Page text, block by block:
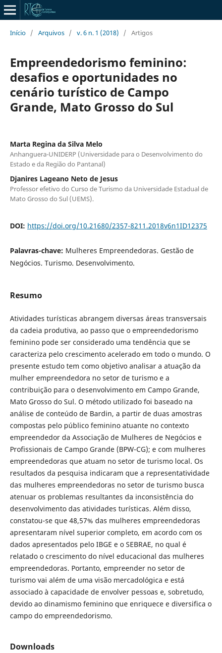
Início / Arquivos / v. 6 n. 1 (2018) / Artigos
Empreendedorismo feminino:
desafios e oportunidades no
cenário turístico de Campo
Grande, Mato Grosso do Sul
Marta Regina da Silva Melo
Anhanguera-UNIDERP (Universidade para o Desenvolvimento do
Estado e da Região do Pantanal)
Djanires Lageano Neto de Jesus
Professor efetivo do Curso de Turismo da Universidade Estadual de
Mato Grosso do Sul (UEMS).
DOI: https://doi.org/10.21680/2357-8211.2018v6n1ID12375
Palavras-chave: Mulheres Empreendedoras. Gestão de
Negócios. Turismo. Desenvolvimento.
Resumo
Atividades turísticas abrangem diversas áreas transversais
da cadeia produtiva, ao passo que o empreendedorismo
feminino pode ser considerado uma tendência que se
caracteriza pelo crescimento acelerado em todo o mundo. O
presente estudo tem como objetivo analisar a atuação da
mulher empreendedora no setor de turismo e a
contribuição para o desenvolvimento em Campo Grande,
Mato Grosso do Sul. O método utilizado foi baseado na
análise de conteúdo de Bardin, a partir de duas amostras
compostas pelo público feminino atuante no contexto
empreendedor da Associação de Mulheres de Negócios e
Profissionais de Campo Grande (BPW-CG); e com mulheres
empreendedoras que atuam no setor de turismo local. Os
resultados da pesquisa indicaram que a representatividade
das mulheres empreendedoras no setor de turismo busca
atenuar os problemas resultantes da inconsistência do
desenvolvimento das atividades turísticas. Além disso,
constatou-se que 48,57% das mulheres empreendedoras
apresentaram nível superior completo, em acordo com os
dados apresentados pelo IBGE e o SEBRAE, no qual é
relatado o crescimento do nível educacional das mulheres
empreendedoras. Portanto, empreender no setor de
turismo vai além de uma visão mercadológica e está
associado à capacidade de envolver pessoas e, sobretudo,
devido ao dinamismo feminino que enriquece e diversifica o
campo do empreendedorismo.
Downloads